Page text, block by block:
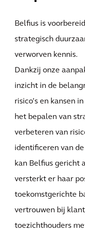
Belfius is
strategisch
verworven kennis.
Dankzij onze
inzicht in de
risico’s en kansen
het bepalen van
verbeteren van
identificeren van
kan Belfius gericht
versterkt er haar
toekomstgerichte
vertrouwen bij
toezichthouders